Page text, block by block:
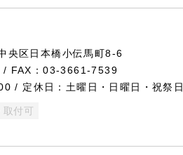
区日本橋小伝馬町8-6
FAX：03-3661-7539
/ 定休日：土曜日・日曜日・祝祭日
取付可